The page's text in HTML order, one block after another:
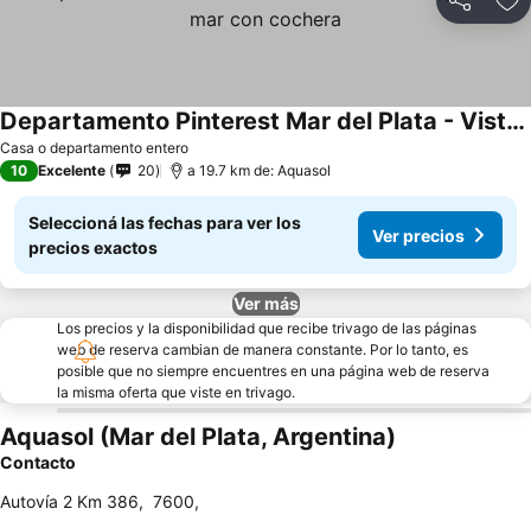
Compartir
Casa o departamento entero
Departamento Pinterest Mar del Plata - Vista plena al mar con cochera
Ver precios
10 Excelente 20 a 19.7 km de: Aquasol
Seleccioná las fechas para ver los
precios exactos
Ver precios
Ver más
Los precios y la disponibilidad que recibe trivago de las páginas
web de reserva cambian de manera constante. Por lo tanto, es
posible que no siempre encuentres en una página web de reserva
la misma oferta que viste en trivago.
Aquasol (Mar del Plata, Argentina)
Contacto
Autovía 2 Km 386, 7600,